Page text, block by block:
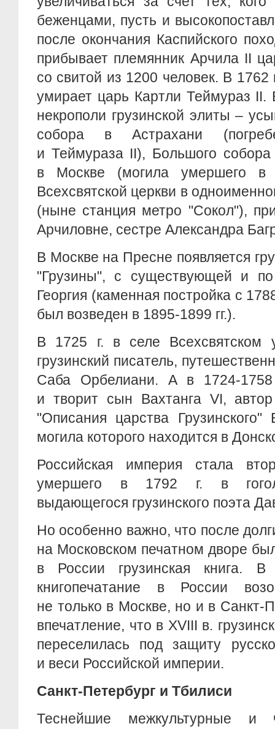
беженцами, пусть и
после окончания Каспийского
прибывает племянник Арчила II
cо свитой из 1200 человек. В 1762
умирает царь Картли Теймураз II.
некрополи грузинской элиты –
собора в Астрахани
и Теймураза II), Большого
в Москве (могила умершего
Всехсвятской церкви в
(ныне станция метро "Сокол"),
Арчиловне, сестре Александра
В Москве на Пресне появляется
"Грузины", с существующей и
Георгия (каменная постройка с
был возведен в 1895-1899 гг.).
В 1725 г. в селе Всехсвятском
грузинский писатель,
Саба Орбелиани. А в 1724-
и творит сын Вахтанга VI,
"Описания царства Грузинского"
могила которого находится в
Российская империя стала
умершего в 1792 г. в
выдающегося грузинского поэта
Но особенно важно, что после
на Московском печатном дворе
в России грузинская книга. В
книгопечатание в России
не только в Москве, но и в Санкт-
впечатление, что в XVIII в.
переселилась под защиту
и веси Российской империи.
Санкт-Петербург и Тбилиси
Теснейшие межкультурные и